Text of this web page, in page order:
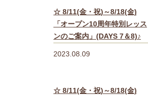
☆ 8/11(金・祝)～8/18(金)
「オープン10周年特別レッス
ンのご案内」(DAYS 7＆8)♪
2023.08.09
☆ 8/11(金・祝)～8/18(金)